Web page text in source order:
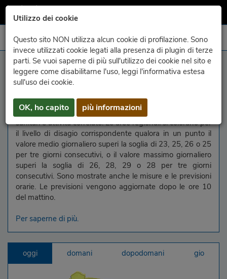
Utilizzo dei cookie
Questo sito NON utilizza alcun cookie di profilazione. Sono
invece utilizzati cookie legati alla presenza di plugin di terze
parti. Se vuoi saperne di più sull'utilizzo dei cookie nel sito e
leggere come disabilitarne l'uso, leggi l'informativa estesa
sull'uso dei cookie.
OK, ho capito più informazioni
Ondate di calore
Index", elaborato per la Direzione centrale salute - Area
della Prevenzione alla quale si rimanda per consigli
sanitari e attività correlate. Le aree regionali si colorano per
il livello di disagio corrispondente qualora in un punto il
valore medio giornaliero superi la soglia di 23, 25, 26 o 25
per tre giorni consecutivi, o il valore massimo giornaliero
superi la soglia di 26, 28, 29 o 28 per tre giorni
consecutivi. Sono mostrate anche le misure e le previsioni
orarie. Le previsioni vengono aggiornate dopo le ore 10
del mattino.
Per saperne di più.
oggi domani dopodomani gio